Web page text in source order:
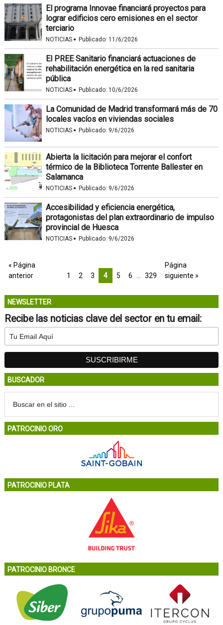
El programa Innovae financiará proyectos para
lograr edificios cero emisiones en el sector
terciario
NOTICIAS · Publicado: 11/6/2026
El PREE Sanitario financiará actuaciones de
rehabilitación energética en la red sanitaria
pública
NOTICIAS · Publicado: 10/6/2026
La Comunidad de Madrid transformará más de 70
locales vacíos en viviendas sociales
NOTICIAS · Publicado: 9/6/2026
Abierta la licitación para mejorar el confort
térmico de la Biblioteca Torrente Ballester en
Salamanca
NOTICIAS · Publicado: 9/6/2026
Accesibilidad y eficiencia energética,
protagonistas del plan extraordinario de impulso
provincial de Huesca
NOTICIAS · Publicado: 9/6/2026
« Página
anterior
1 2 3 4 5 6 329
Página
siguiente »
NEWSLETTER
Recibe las noticias clave del sector en tu email:
BUSCADOR
PATROCINIO ORO
PATROCINIO PLATA
PATROCINIO BRONCE